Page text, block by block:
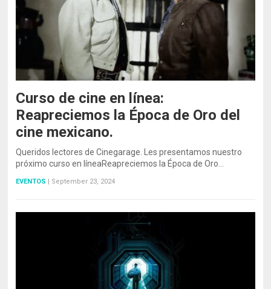
Curso de cine en línea:
Reapreciemos la Época de Oro del
cine mexicano.
Queridos lectores de Cinegarage. Les presentamos nuestro
próximo curso en líneaReapreciemos la Época de Oro…
EVENTOS | September 23, 2024